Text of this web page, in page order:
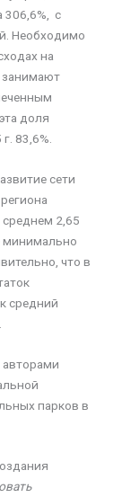
306,6%, с
Необходимо
на
занимают
доля
83,6%.
сети
2,65
минимально
что в
средний
парков в